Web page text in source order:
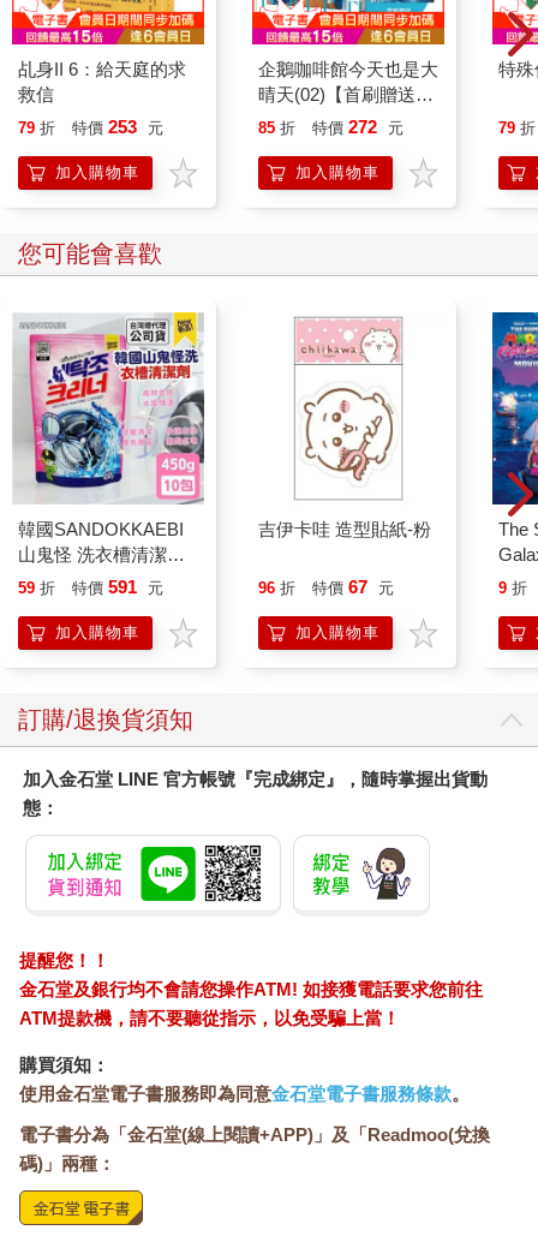
乩身II 6：給天庭的求
救信
79 折 特價 253 元
加入購物車
企鵝咖啡館今天也是大
晴天(02)【首刷贈送
「謹賀新年」收藏卡】
85 折 特價 272 元
加入購物車
特
79 折
您可能會喜歡
韓國SANDOKKAEBI
山鬼怪 洗衣槽清潔劑
450公克-10包組
59 折 特價 591 元
加入購物車
吉伊卡哇 造型貼紙-粉
96 折 特價 67 元
加入購物車
The
9 折
訂購/退換貨須知
加入金石堂 LINE 官方帳號『完成綁定』，隨時掌握出貨動
態：
提醒您！！
金石堂及銀行均不會請您操作ATM! 如接獲電話要求您前往
ATM提款機，請不要聽從指示，以免受騙上當！
購買須知：
使用金石堂電子書服務即為同意金石堂電子書服務條款。
電子書分為「金石堂(線上閱讀+APP)」及「Readmoo(兌換
碼)」兩種：